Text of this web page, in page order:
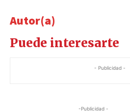
Autor(a)
Puede interesarte
- Publicidad -
-Publicidad -